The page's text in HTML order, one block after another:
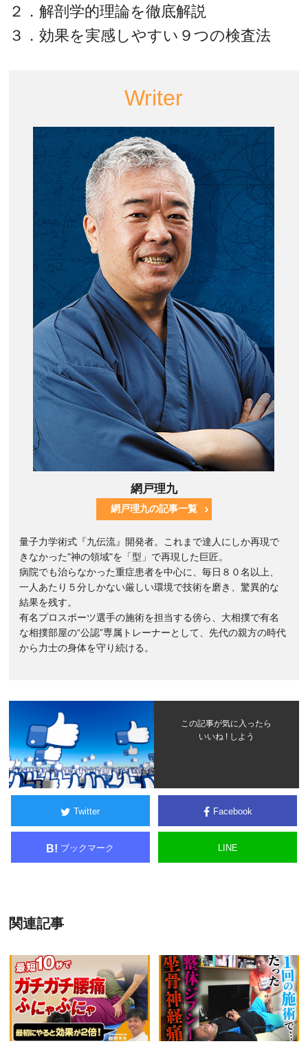
２．解剖学的理論を徹底解説
３．効果を実感しやすい９つの検査法
Writer
網戸理九
網戸理九の記事一覧
量子力学術式『九伝流』開発者。これまで達人にしか再現で
きなかった"神の領域"を「型」で再現した巨匠。
病院でも治らなかった重症患者を中心に、毎日８０名以上、
一人あたり５分しかない厳しい環境で技術を磨き、驚異的な
結果を残す。
有名プロスポーツ選手の施術を担当する傍ら、大相撲で有名
な相撲部屋の“公認”専属トレーナーとして、先代の親方の時代
から力士の身体を守り続ける。
この記事が気に入ったら
いいね ! しよう
Twitter Facebook
B! ブックマーク LINE
関連記事